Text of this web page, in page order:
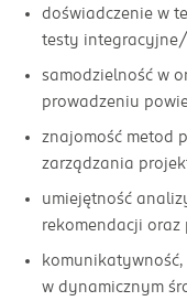
doświadczenie w
testy integracyjne/
samodzielność w
prowadzeniu
znajomość metod
zarządzania
umiejętność
rekomendacji oraz
w dynamicznym